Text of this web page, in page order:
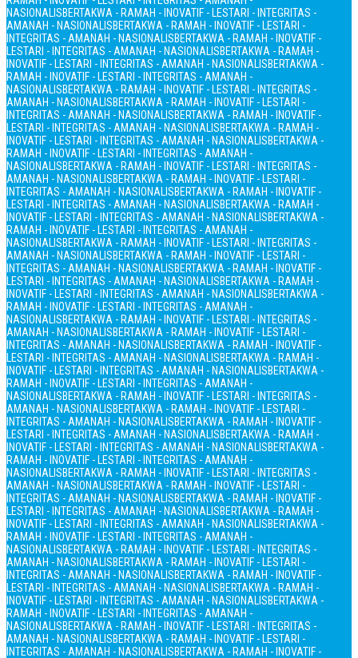
NASIONALISBERTAKWA - RAMAH - INOVATIF - LESTARI - INTEGRITAS -
AMANAH - NASIONALISBERTAKWA - RAMAH - INOVATIF - LESTARI -
INTEGRITAS - AMANAH - NASIONALISBERTAKWA - RAMAH - INOVATIF -
LESTARI - INTEGRITAS - AMANAH - NASIONALISBERTAKWA - RAMAH -
INOVATIF - LESTARI - INTEGRITAS - AMANAH - NASIONALISBERTAKWA -
RAMAH - INOVATIF - LESTARI - INTEGRITAS - AMANAH -
NASIONALISBERTAKWA - RAMAH - INOVATIF - LESTARI - INTEGRITAS -
AMANAH - NASIONALISBERTAKWA - RAMAH - INOVATIF - LESTARI -
INTEGRITAS - AMANAH - NASIONALISBERTAKWA - RAMAH - INOVATIF -
LESTARI - INTEGRITAS - AMANAH - NASIONALISBERTAKWA - RAMAH -
INOVATIF - LESTARI - INTEGRITAS - AMANAH - NASIONALISBERTAKWA -
RAMAH - INOVATIF - LESTARI - INTEGRITAS - AMANAH -
NASIONALISBERTAKWA - RAMAH - INOVATIF - LESTARI - INTEGRITAS -
AMANAH - NASIONALISBERTAKWA - RAMAH - INOVATIF - LESTARI -
INTEGRITAS - AMANAH - NASIONALISBERTAKWA - RAMAH - INOVATIF -
LESTARI - INTEGRITAS - AMANAH - NASIONALISBERTAKWA - RAMAH -
INOVATIF - LESTARI - INTEGRITAS - AMANAH - NASIONALISBERTAKWA -
RAMAH - INOVATIF - LESTARI - INTEGRITAS - AMANAH -
NASIONALISBERTAKWA - RAMAH - INOVATIF - LESTARI - INTEGRITAS -
AMANAH - NASIONALISBERTAKWA - RAMAH - INOVATIF - LESTARI -
INTEGRITAS - AMANAH - NASIONALISBERTAKWA - RAMAH - INOVATIF -
LESTARI - INTEGRITAS - AMANAH - NASIONALISBERTAKWA - RAMAH -
INOVATIF - LESTARI - INTEGRITAS - AMANAH - NASIONALISBERTAKWA -
RAMAH - INOVATIF - LESTARI - INTEGRITAS - AMANAH -
NASIONALISBERTAKWA - RAMAH - INOVATIF - LESTARI - INTEGRITAS -
AMANAH - NASIONALISBERTAKWA - RAMAH - INOVATIF - LESTARI -
INTEGRITAS - AMANAH - NASIONALISBERTAKWA - RAMAH - INOVATIF -
LESTARI - INTEGRITAS - AMANAH - NASIONALISBERTAKWA - RAMAH -
INOVATIF - LESTARI - INTEGRITAS - AMANAH - NASIONALISBERTAKWA -
RAMAH - INOVATIF - LESTARI - INTEGRITAS - AMANAH -
NASIONALISBERTAKWA - RAMAH - INOVATIF - LESTARI - INTEGRITAS -
AMANAH - NASIONALISBERTAKWA - RAMAH - INOVATIF - LESTARI -
INTEGRITAS - AMANAH - NASIONALISBERTAKWA - RAMAH - INOVATIF -
LESTARI - INTEGRITAS - AMANAH - NASIONALISBERTAKWA - RAMAH -
INOVATIF - LESTARI - INTEGRITAS - AMANAH - NASIONALISBERTAKWA -
RAMAH - INOVATIF - LESTARI - INTEGRITAS - AMANAH -
NASIONALISBERTAKWA - RAMAH - INOVATIF - LESTARI - INTEGRITAS -
AMANAH - NASIONALISBERTAKWA - RAMAH - INOVATIF - LESTARI -
INTEGRITAS - AMANAH - NASIONALISBERTAKWA - RAMAH - INOVATIF -
LESTARI - INTEGRITAS - AMANAH - NASIONALISBERTAKWA - RAMAH -
INOVATIF - LESTARI - INTEGRITAS - AMANAH - NASIONALISBERTAKWA -
RAMAH - INOVATIF - LESTARI - INTEGRITAS - AMANAH -
NASIONALISBERTAKWA - RAMAH - INOVATIF - LESTARI - INTEGRITAS -
AMANAH - NASIONALISBERTAKWA - RAMAH - INOVATIF - LESTARI -
INTEGRITAS - AMANAH - NASIONALISBERTAKWA - RAMAH - INOVATIF -
LESTARI - INTEGRITAS - AMANAH - NASIONALISBERTAKWA - RAMAH -
INOVATIF - LESTARI - INTEGRITAS - AMANAH - NASIONALISBERTAKWA -
RAMAH - INOVATIF - LESTARI - INTEGRITAS - AMANAH -
NASIONALISBERTAKWA - RAMAH - INOVATIF - LESTARI - INTEGRITAS -
AMANAH - NASIONALISBERTAKWA - RAMAH - INOVATIF - LESTARI -
INTEGRITAS - AMANAH - NASIONALISBERTAKWA - RAMAH - INOVATIF -